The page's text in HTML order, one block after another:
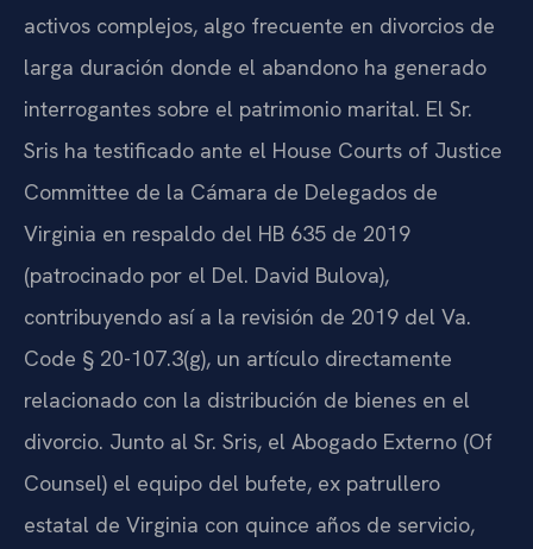
activos complejos, algo frecuente en divorcios de
larga duración donde el abandono ha generado
interrogantes sobre el patrimonio marital. El Sr.
Sris ha testificado ante el House Courts of Justice
Committee de la Cámara de Delegados de
Virginia en respaldo del HB 635 de 2019
(patrocinado por el Del. David Bulova),
contribuyendo así a la revisión de 2019 del Va.
Code § 20-107.3(g), un artículo directamente
relacionado con la distribución de bienes en el
divorcio. Junto al Sr. Sris, el Abogado Externo (Of
Counsel) el equipo del bufete, ex patrullero
estatal de Virginia con quince años de servicio,